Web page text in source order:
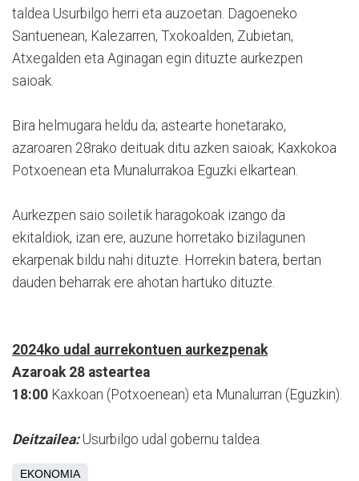
taldea Usurbilgo herri eta auzoetan. Dagoeneko
Santuenean, Kalezarren, Txokoalden, Zubietan,
Atxegalden eta Aginagan egin dituzte aurkezpen
saioak.
Bira helmugara heldu da; astearte honetarako,
azaroaren 28rako deituak ditu azken saioak; Kaxkokoa
Potxoenean eta Munalurrakoa Eguzki elkartean.
Aurkezpen saio soiletik haragokoak izango da
ekitaldiok, izan ere, auzune horretako bizilagunen
ekarpenak bildu nahi dituzte. Horrekin batera, bertan
dauden beharrak ere ahotan hartuko dituzte.
2024ko udal aurrekontuen aurkezpenak
Azaroak 28 asteartea
18:00 Kaxkoan (Potxoenean) eta Munalurran (Eguzkin).
Deitzailea: Usurbilgo udal gobernu taldea.
EKONOMIA